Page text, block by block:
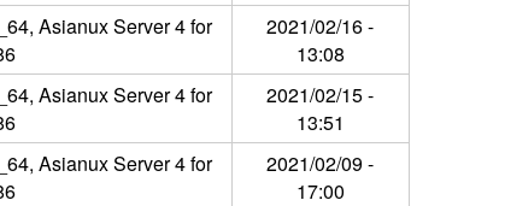
Asianux Server 4 for
2021/02/16 -
13:08
Asianux Server 4 for
2021/02/15 -
13:51
Asianux Server 4 for
2021/02/09 -
17:00